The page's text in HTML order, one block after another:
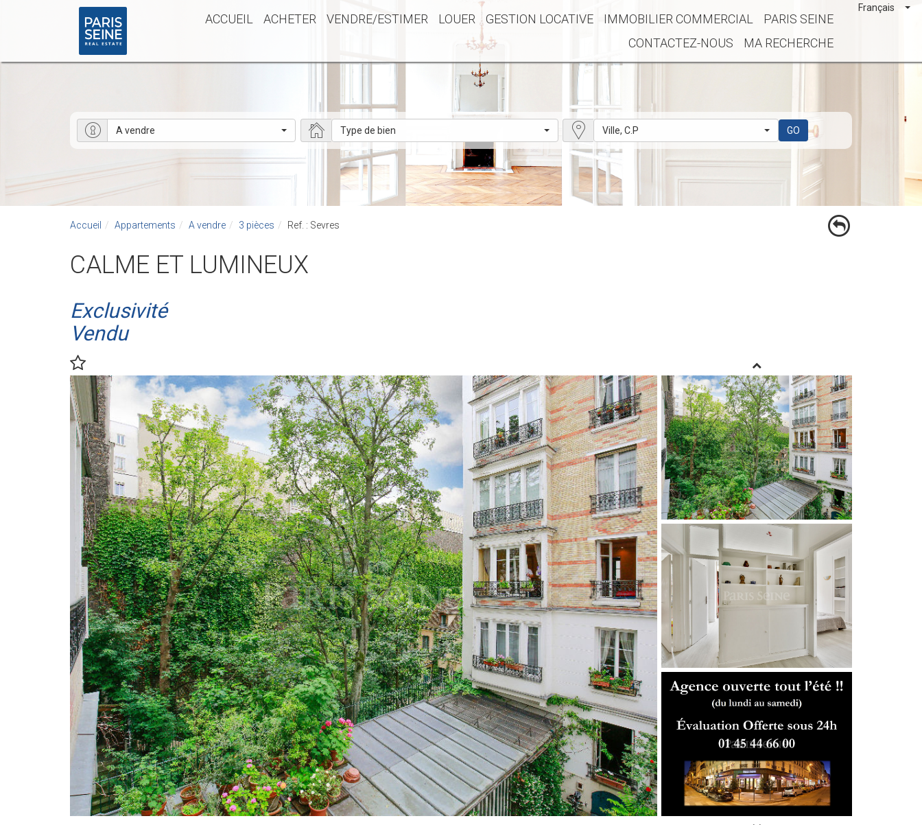
ACCUEIL ACHETER VENDRE/ESTIMER LOUER GESTION LOCATIVE IMMOBILIER COMMERCIAL
PARIS SEINE
CONTACTEZ-NOUS
MA RECHERCHE
Français
A vendre Type de bien Ville, C.P GO
Accueil Appartements A vendre 3 pièces Ref. : Sevres
CALME ET LUMINEUX
Exclusivité
Vendu